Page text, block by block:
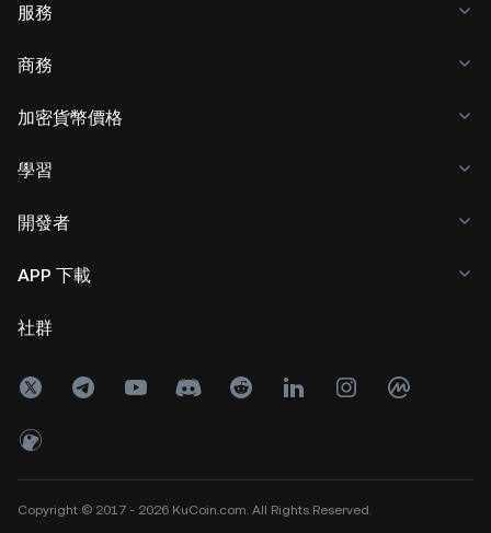
服務
商務
加密貨幣價格
學習
開發者
APP 下載
社群
Copyright © 2017 - 2026 KuCoin.com. All Rights Reserved.